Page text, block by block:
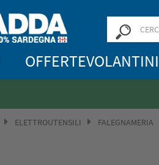
OFFERTEVOLANTINI
ELETTROUTENSILI FALEGNAMERIA